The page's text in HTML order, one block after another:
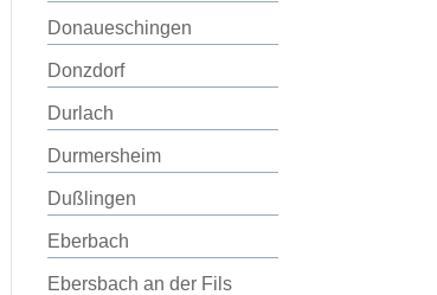
Donaueschingen
Donzdorf
Durlach
Durmersheim
Dußlingen
Eberbach
Ebersbach an der Fils